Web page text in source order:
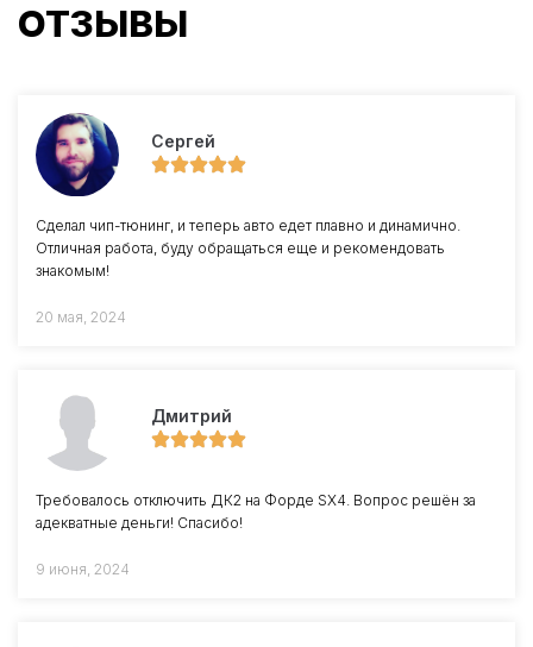
ОТЗЫВЫ
Сергей
Сделал чип-тюнинг, и теперь авто едет плавно и динамично.
Отличная работа, буду обращаться еще и рекомендовать
знакомым!
20 мая, 2024
Дмитрий
Требовалось отключить ДК2 на Форде SX4. Вопрос решён за
адекватные деньги! Спасибо!
9 июня, 2024